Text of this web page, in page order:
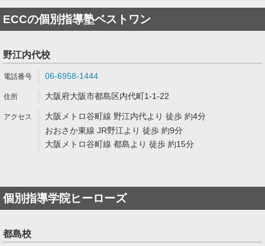
ECCの個別指導塾ベストワン
野江内代校
06-6958-1444
大阪府大阪市都島区内代町1-1-22
大阪メトロ谷町線 野江内代より 徒歩 約4分
おおさか東線 JR野江より 徒歩 約9分
大阪メトロ谷町線 都島より 徒歩 約15分
個別指導学院ヒーローズ
都島校